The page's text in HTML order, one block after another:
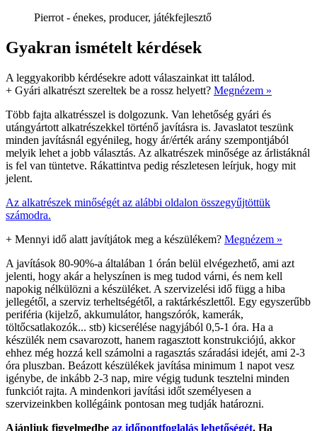
Pierrot - énekes, producer, játékfejlesztő
Gyakran ismételt kérdések
A leggyakoribb kérdésekre adott válaszainkat itt találod.
+ Gyári alkatrészt szereltek be a rossz helyett? Megnézem »
Több fajta alkatrésszel is dolgozunk. Van lehetőség gyári és
utángyártott alkatrészekkel történő javításra is. Javaslatot teszünk
minden javításnál egyénileg, hogy ár/érték arány szempontjából
melyik lehet a jobb választás. Az alkatrészek minősége az árlistáknál
is fel van tüntetve. Rákattintva pedig részletesen leírjuk, hogy mit
jelent.
Az alkatrészek minőségét az alábbi oldalon összegyűjtöttük
számodra.
+ Mennyi idő alatt javítjátok meg a készülékem? Megnézem »
A javítások 80-90%-a általában 1 órán belül elvégezhető, ami azt
jelenti, hogy akár a helyszínen is meg tudod várni, és nem kell
napokig nélkülözni a készüléket. A szervizelési idő függ a hiba
jellegétől, a szerviz terheltségétől, a raktárkészlettől. Egy egyszerűbb
periféria (kijelző, akkumulátor, hangszórók, kamerák,
töltőcsatlakozók... stb) kicserélése nagyjából 0,5-1 óra. Ha a
készülék nem csavarozott, hanem ragasztott konstrukciójú, akkor
ehhez még hozzá kell számolni a ragasztás száradási idejét, ami 2-3
óra pluszban. Beázott készülékek javítása minimum 1 napot vesz
igénybe, de inkább 2-3 nap, mire végig tudunk tesztelni minden
funkciót rajta. A mindenkori javítási időt személyesen a
szervizeinkben kollégáink pontosan meg tudják határozni.
Ajánljuk figyelmedbe az időpontfoglalás lehetőségét. Ha